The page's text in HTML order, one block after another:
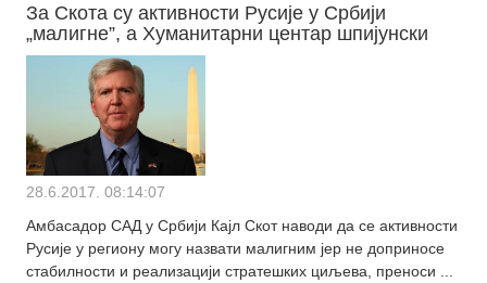
За Скота су активности Русије у Србији
„малигне”, а Хуманитарни центар шпијунски
28.6.2017. 08:14:07
Амбасадор САД у Србији Кајл Скот наводи да се активности
Русије у региону могу назвати малигним јер не доприносе
стабилности и реализацији стратешких циљева, преноси ...